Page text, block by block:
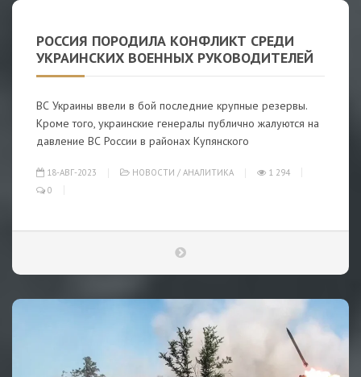
РОССИЯ ПОРОДИЛА КОНФЛИКТ СРЕДИ
УКРАИНСКИХ ВОЕННЫХ РУКОВОДИТЕЛЕЙ
ВС Украины ввели в бой последние крупные резервы.
Кроме того, украинские генералы публично жалуются на
давление ВС России в районах Купянского
18-АВГ-2023 НОВОСТИ / АНАЛИТИКА
1 294
0